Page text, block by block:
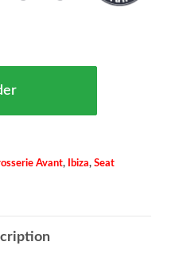
Avant, Ibiza, Seat